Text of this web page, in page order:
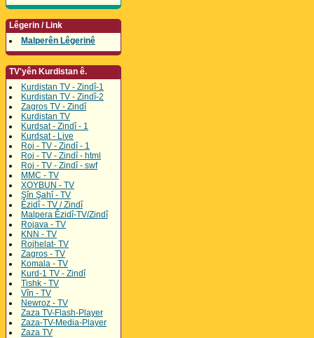
Lêgerin / Link
Malperên Lêgerinê
TV'yên Kurdistan ê.
Kurdistan TV - Zindî-1
Kurdistan TV - Zindî-2
Zagros TV - Zindî
Kurdistan TV
Kurdsat - Zindî - 1
Kurdsat - Live
Roj - TV - Zindî - 1
Roj - TV - Zindî - html
Roj - TV - Zindî - swf
MMC - TV
XOYBUN - TV
Şîn Şahî - TV
Êzidî - TV / Zindî
Malpera Êzidî-TV/Zindî
Rojava - TV
KNN - TV
Rojhelat- TV
Zagros - TV
Komala - TV
Kurd-1 TV - Zindî
Tishk - TV
Vîn - TV
Newroz - TV
Zaza TV-Flash-Player
Zaza-TV-Media-Player
Zaza TV